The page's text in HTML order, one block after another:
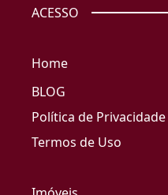
ACESSO
Home
BLOG
Política de Privacidade
Termos de Uso